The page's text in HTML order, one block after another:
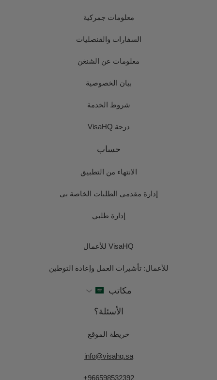
معلومات جمركية
السفارات والقنصليات
معلومات عن الشنغن
بيان الخصوصية
شروط الخدمة
درجة VisaHQ
حساب
الانتهاء من التطبيق
إدارة مقدمي الطلبات الخاصة بي
إدارة طلبي
VisaHQ للأعمال
للأعمال: تأشيرات العمل وإعادة التوطين
مكاتب
الأسئلة؟
خريطة الموقع
info@visahq.sa
+966598532392